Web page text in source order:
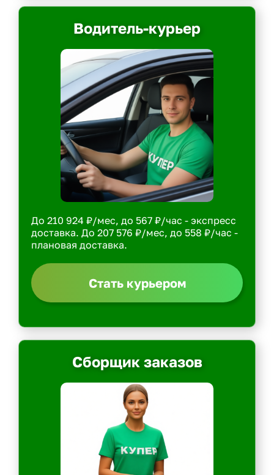
Водитель-курьер
До 210 924 ₽/мес, до 567 ₽/час - экспресс
доставка. До 207 576 ₽/мес, до 558 ₽/час -
плановая доставка.
Стать курьером
Сборщик заказов